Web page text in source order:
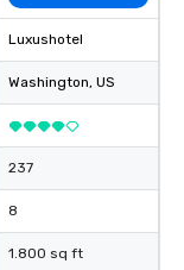
Luxushotel
Washington, US
237
8
1.800 sq ft